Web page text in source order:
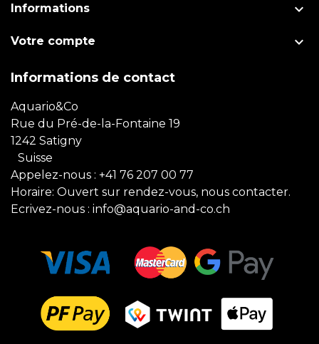
Informations 
Votre compte 
Informations de contact
Aquario&Co
Rue du Pré-de-la-Fontaine 19
1242 Satigny
Suisse
Appelez-nous : +41 76 207 00 77
Horaire: Ouvert sur rendez-vous, nous contacter.
Ecrivez-nous : info@aquario-and-co.ch